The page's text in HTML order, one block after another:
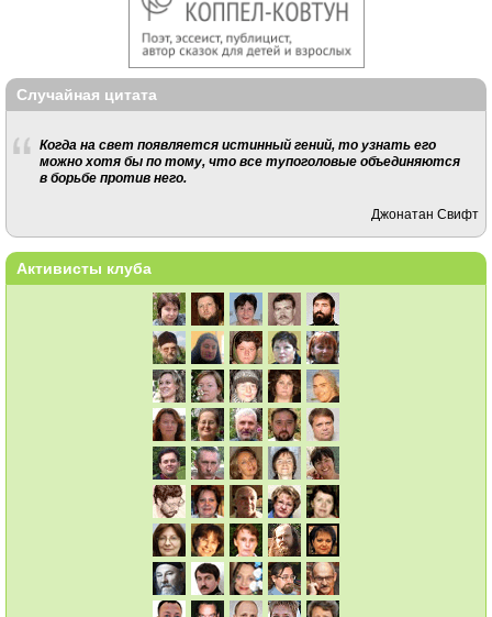
Случайная цитата
Когда на свет появляется истинный гений, то узнать его
можно хотя бы по тому, что все тупоголовые объединяются
в борьбе против него.
Джонатан Свифт
Активисты клуба